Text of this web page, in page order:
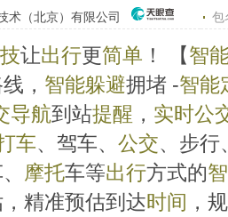
术（北京）有限公司 包
让出行更简单 ！ 【智
， 智能躲避拥堵 -智能
导航到站提醒 ， 实时公
车、驾车、 公交、步行
摩托车等出行方式的
精准预估到达时间 ，